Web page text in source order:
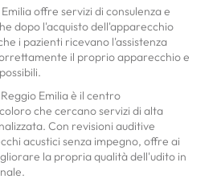
offre servizi di consulenza e
dopo l'acquisto dell'apparecchio
i pazienti ricevano l'assistenza
il proprio apparecchio e
Emilia è il centro
che cercano servizi di alta
Con revisioni auditive
acustici senza impegno, offre ai
la propria qualità dell'udito in